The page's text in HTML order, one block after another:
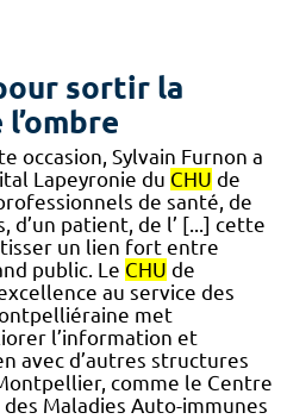
sortir la
occasion, Sylvain Furnon a
Lapeyronie du CHU de
de santé, de
d’un patient, de l’ [...] cette
un lien fort entre
public. Le CHU de
au service des
met
l’information et
avec d’autres structures
comme le Centre
Maladies Auto-immunes